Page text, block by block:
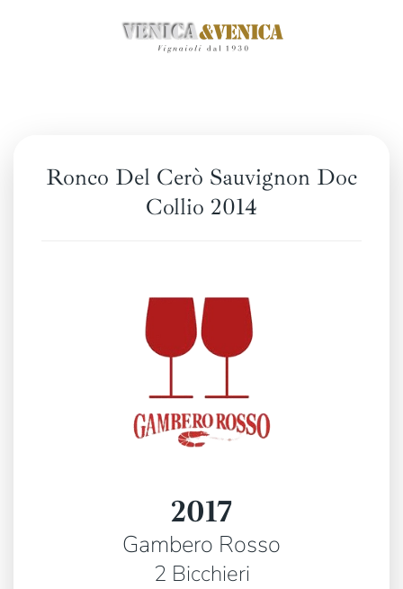
Ronco Del Cerò Sauvignon Doc
Collio 2014
2017
Gambero Rosso
2 Bicchieri